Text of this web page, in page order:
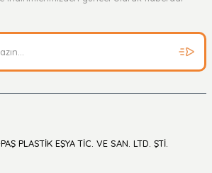
PLASTİK EŞYA TİC. VE SAN. LTD. ŞTİ.